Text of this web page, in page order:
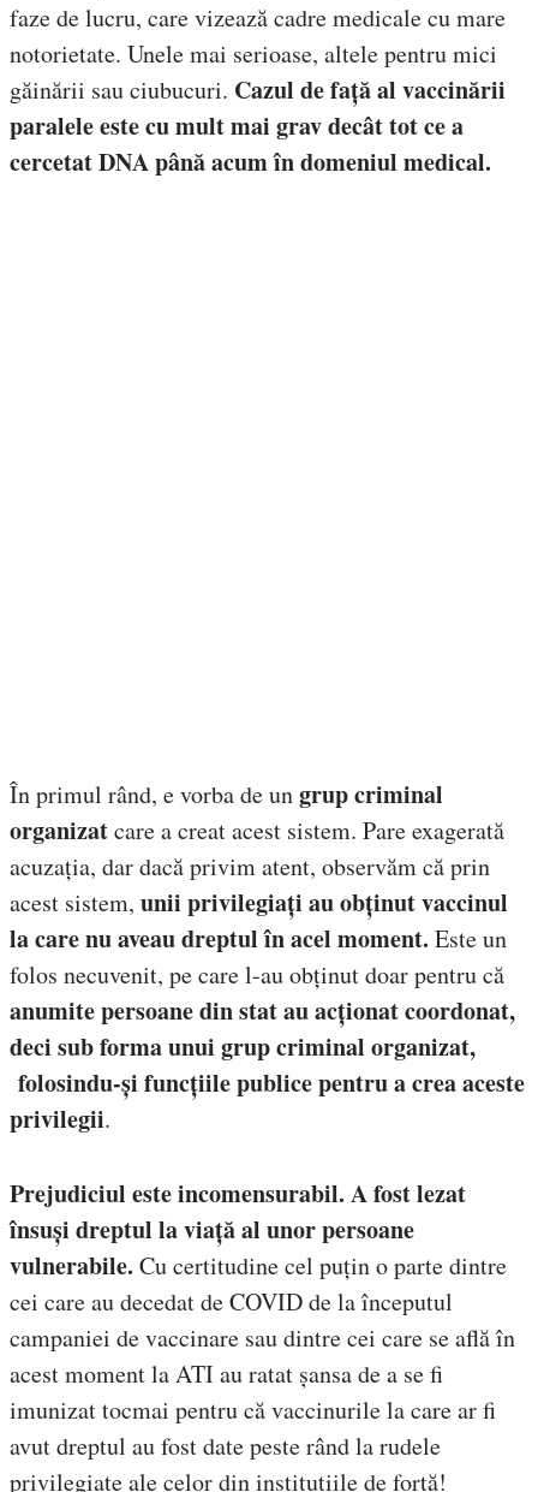
faze de lucru, care vizează cadre medicale cu mare
notorietate. Unele mai serioase, altele pentru mici
găinării sau ciubucuri. Cazul de față al vaccinării
paralele este cu mult mai grav decât tot ce a
cercetat DNA până acum în domeniul medical.
În primul rând, e vorba de ungrup criminal
organizatcare a creat acest sistem. Pare exagerată
acuzația, dar dacă privim atent, observăm că prin
acest sistem, unii privilegiați au obținut vaccinul
la care nu aveau dreptul în acel moment. Este un
folos necuvenit, pe care l-au obținut doar pentru că
anumite persoane din stat au acționat coordonat,
deci sub forma unui grup criminal organizat,
folosindu-și funcțiile publice pentru a crea aceste
privilegii.
Prejudiciul este incomensurabil. A fost lezat
însuși dreptul la viață al unor persoane
vulnerabile. Cu certitudine cel puțin o parte dintre
cei care au decedat de COVID de la începutul
campaniei de vaccinare sau dintre cei care se află în
acest moment la ATI au ratat șansa de a se fi
imunizat tocmai pentru că vaccinurile la care ar fi
avut dreptul au fost date peste rând la rudele
privilegiate ale celor din instituțiile de forță!